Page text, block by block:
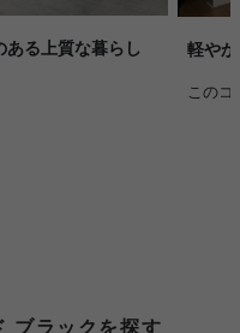
ある上質な暮らし 軽や
この
ブラックを探す